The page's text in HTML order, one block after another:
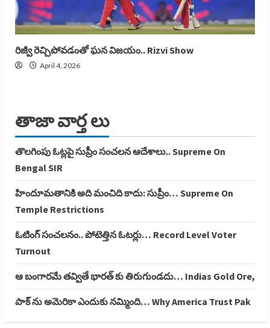
రిజ్వీ రెచ్చిపోవడంతో ఘన విజయం.. Rizvi Show
April 4, 2026
తాజా వార్త లు
తొలగింపు ఓట్లపై సుప్రీం సంచలన ఆదేశాలు.. Supreme On
Bengal SIR
హిందూమతానికి అది మంచిది కాదు: సుప్రీం… Supreme On
Temple Restrictions
ఓటింగ్ సంచలనం.. పోటెత్తిన ఓటర్లు… Record Level Voter
Turnout
ఆ బంగారమే తవ్వితే భారత్ కు తిరుగుండదు… Indias Gold Ore,
పాక్ ను అమెరికా ఎందుకు నమ్మింది… Why America Trust Pak